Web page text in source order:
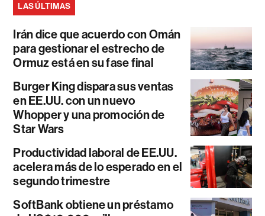
LAS ÚLTIMAS
Irán dice que acuerdo con Omán
para gestionar el estrecho de
Ormuz está en su fase final
Burger King dispara sus ventas
en EE.UU. con un nuevo
Whopper y una promoción de
Star Wars
Productividad laboral de EE.UU.
acelera más de lo esperado en el
segundo trimestre
SoftBank obtiene un préstamo